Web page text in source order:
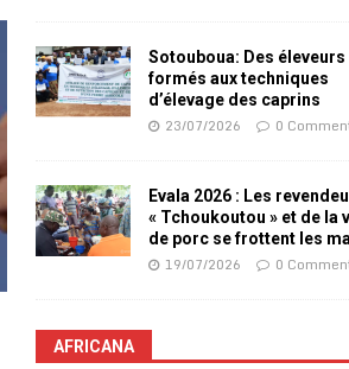
Sotouboua: Des éleveurs
formés aux techniques
d’élevage des caprins
23/07/2026 0
Evala 2026 : Les
« Tchoukoutou » et de la
de porc se frottent les
19/07/2026 0
AFRICANA